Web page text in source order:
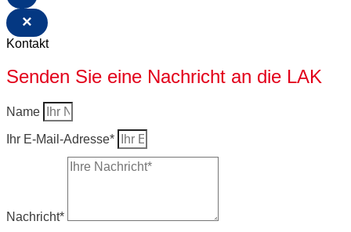
×
Kontakt
Senden Sie eine Nachricht an die LAK
Name
Ihr E-Mail-Adresse*
Nachricht*